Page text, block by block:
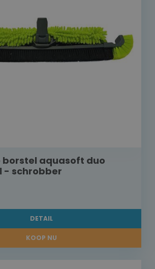
borstel aquasoft duo
- schrobber
DETAIL
KOOP NU